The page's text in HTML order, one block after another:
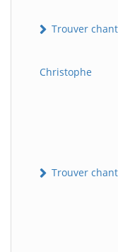
Trouver
Christophe
Trouver